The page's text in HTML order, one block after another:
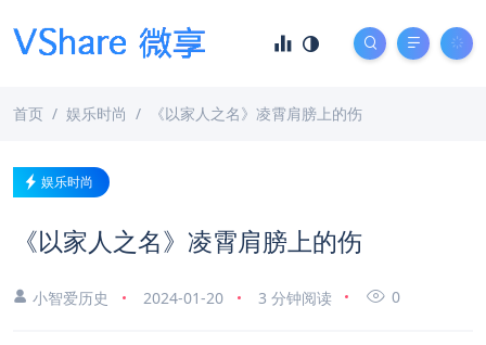
首页 娱乐时尚 《以家人之名》凌霄肩膀上的伤
娱乐时尚
《以家人之名》凌霄肩膀上的伤
小智爱历史 2024-01-20 3 分钟阅读 0